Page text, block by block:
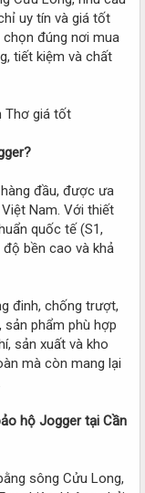
uy tín và giá tốt
đúng nơi mua
tiết kiệm và chất
đầu, được ưa
Nam. Với thiết
quốc tế (S1,
bền cao và khả
đinh, chống trượt,
phẩm phù hợp
sản xuất và kho
mà còn mang lại
hộ Jogger tại Cần
sông Cửu Long,